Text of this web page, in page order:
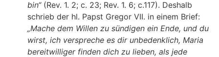
bin“(Rev. 1. 2; c. 23; Rev. 1. 6; c.117). Deshalb
schrieb der hl. Papst Gregor VII. in einem Brief:
„Mache dem Willen zu sündigen ein Ende, und du
wirst, ich verspreche es dir unbedenklich, Maria
bereitwilliger finden dich zu lieben, als jede